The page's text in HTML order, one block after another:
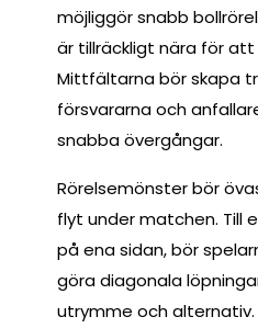
möjliggör snabb
är tillräckligt nära för
Mittfältarna bör skapa
försvararna och
snabba övergångar.
Rörelsemönster bör
flyt under matchen. Till
på ena sidan, bör
göra diagonala
utrymme och